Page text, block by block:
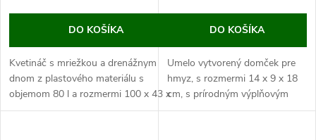
DO KOŠÍKA
Kvetináč s mriežkou a drenážnym
dnom z plastového materiálu s
objemom 80 l a rozmermi 100 x 43 x
142 cm.
DO KOŠÍKA
Umelo vytvorený domček pre
hmyz, s rozmermi 14 x 9 x 18
cm, s prírodným výplňovým
materiálom (navŕtané polienka,